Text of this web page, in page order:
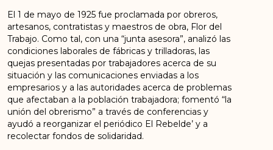
El 1 de mayo de 1925 fue proclamada por obreros,
artesanos, contratistas y maestros de obra, Flor del
Trabajo. Como tal, con una “junta asesora”, analizó las
condiciones laborales de fábricas y trilladoras, las
quejas presentadas por trabajadores acerca de su
situación y las comunicaciones enviadas a los
empresarios y a las autoridades acerca de problemas
que afectaban a la población trabajadora; fomentó “la
unión del obrerismo” a través de conferencias y
ayudó a reorganizar el periódico El Rebelde’ y a
recolectar fondos de solidaridad.